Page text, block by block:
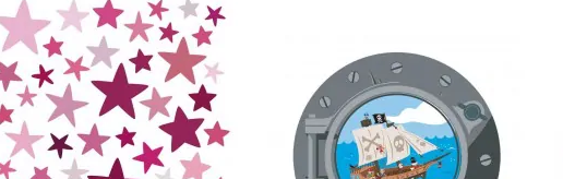
Imprimeur IMPRIM'VERT
Matière PEFC et FSC
France
Encres à base d'eau sans solvant ni composant organique
particulièrement adaptées aux écoles, crèches et hôpitaux